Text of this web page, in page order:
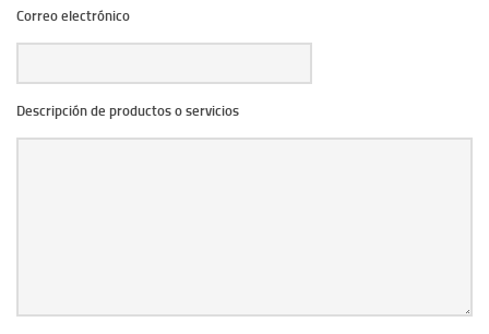
Correo electrónico
Descripción de productos o servicios